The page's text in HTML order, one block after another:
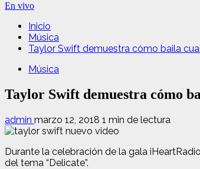
En vivo
Inicio
Música
Taylor Swift demuestra cómo baila
Música
Taylor Swift demuestra cómo
admin marzo 12, 2018 1 min de lectura
Durante la celebración de la gala
del tema “Delicate”.